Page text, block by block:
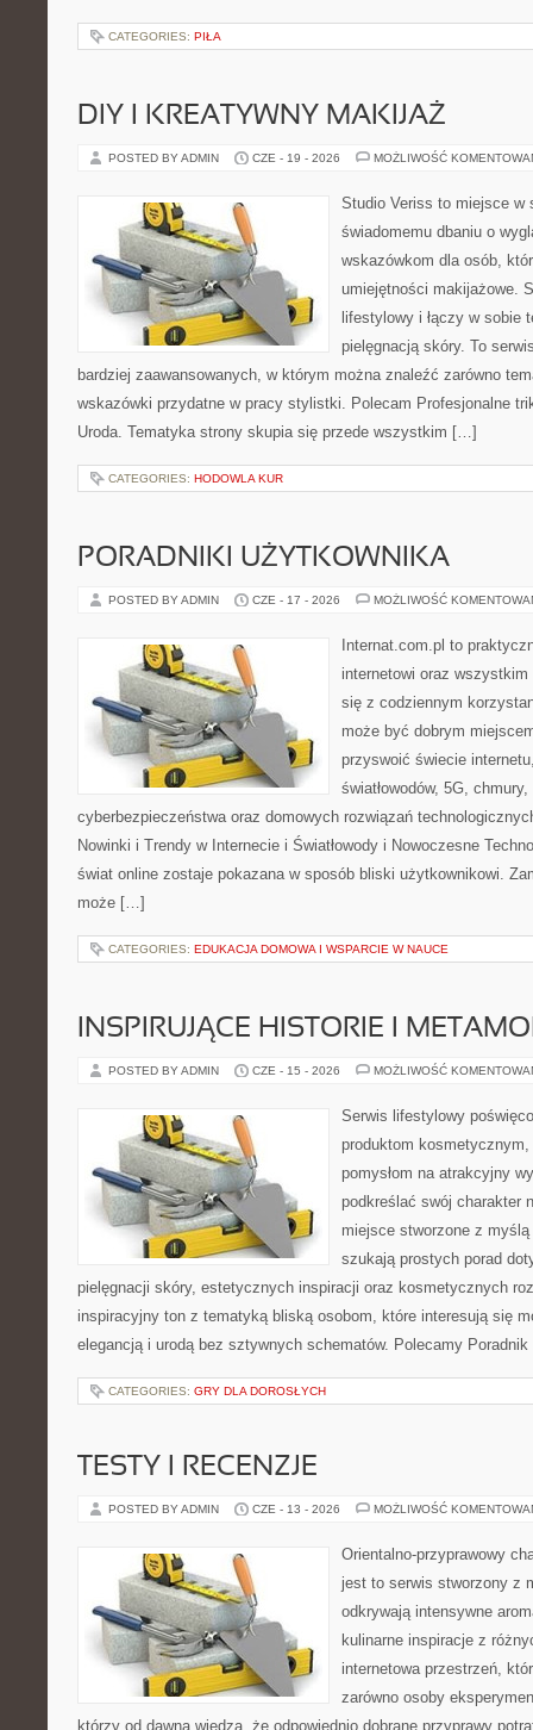
CATEGORIES: PIŁA
DIY I KREATYWNY MAKIJAŻ
POSTED BY ADMIN CZE - 19 - 2026 MOŻLIWOŚĆ
Studio Veriss to miejsce w
świadomemu dbaniu o
wskazówkom dla osób,
umiejętności makijażowe.
lifestylowy i łączy w sobie
pielęgnacją skóry. To
bardziej zaawansowanych, w którym można znaleźć zarówno
wskazówki przydatne w pracy stylistki. Polecam Profesjonalne
Uroda. Tematyka strony skupia się przede wszystkim […]
CATEGORIES: HODOWLA KUR
PORADNIKI UŻYTKOWNIKA
POSTED BY ADMIN CZE - 17 - 2026 MOŻLIWOŚĆ
Internat.com.pl to
internetowi oraz
się z codziennym
może być dobrym
przyswoić świecie
światłowodów, 5G,
cyberbezpieczeństwa oraz domowych rozwiązań
Nowinki i Trendy w Internecie i Światłowody i Nowoczesne
świat online zostaje pokazana w sposób bliski użytkownikowi.
może […]
CATEGORIES: EDUKACJA DOMOWA I WSPARCIE W NAUCE
INSPIRUJĄCE HISTORIE I
POSTED BY ADMIN CZE - 15 - 2026 MOŻLIWOŚĆ
Serwis lifestylowy
produktom
pomysłom na atrakcyjny
podkreślać swój charakter
miejsce stworzone z
szukają prostych porad
pielęgnacji skóry, estetycznych inspiracji oraz kosmetycznych
inspiracyjny ton z tematyką bliską osobom, które interesują się
elegancją i urodą bez sztywnych schematów. Polecamy
CATEGORIES: GRY DLA DOROSŁYCH
TESTY I RECENZJE
POSTED BY ADMIN CZE - 13 - 2026 MOŻLIWOŚĆ
Orientalno-przyprawowy
jest to serwis stworzony z
odkrywają intensywne
kulinarne inspiracje z
internetowa przestrzeń,
zarówno osoby
którzy od dawna wiedzą, że odpowiednio dobrane przyprawy